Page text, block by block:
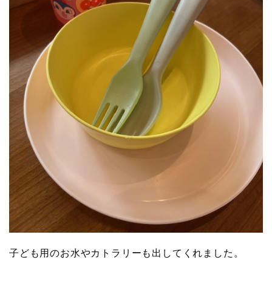
子ども用のお水やカトラリーも出してくれました。